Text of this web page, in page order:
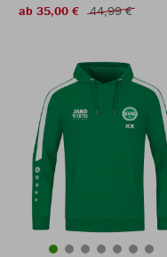
ab 35,00 €
44,99 €